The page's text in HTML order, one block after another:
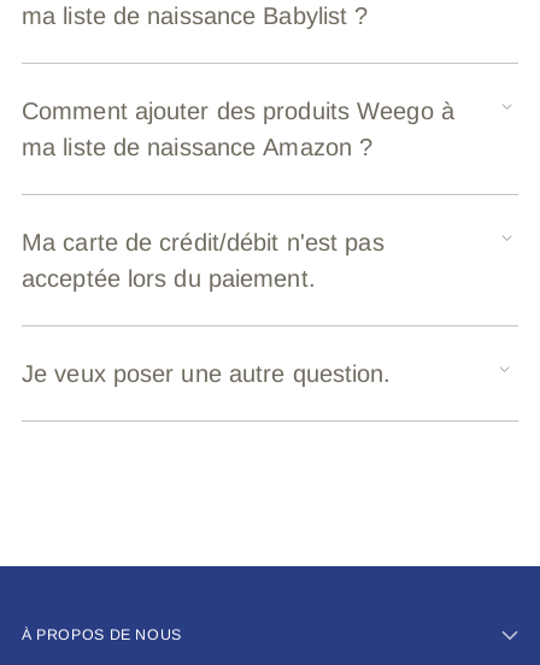
ma liste de naissance Babylist ?
Comment ajouter des produits Weego à
ma liste de naissance Amazon ?
Ma carte de crédit/débit n'est pas
acceptée lors du paiement.
Je veux poser une autre question.
À PROPOS DE NOUS